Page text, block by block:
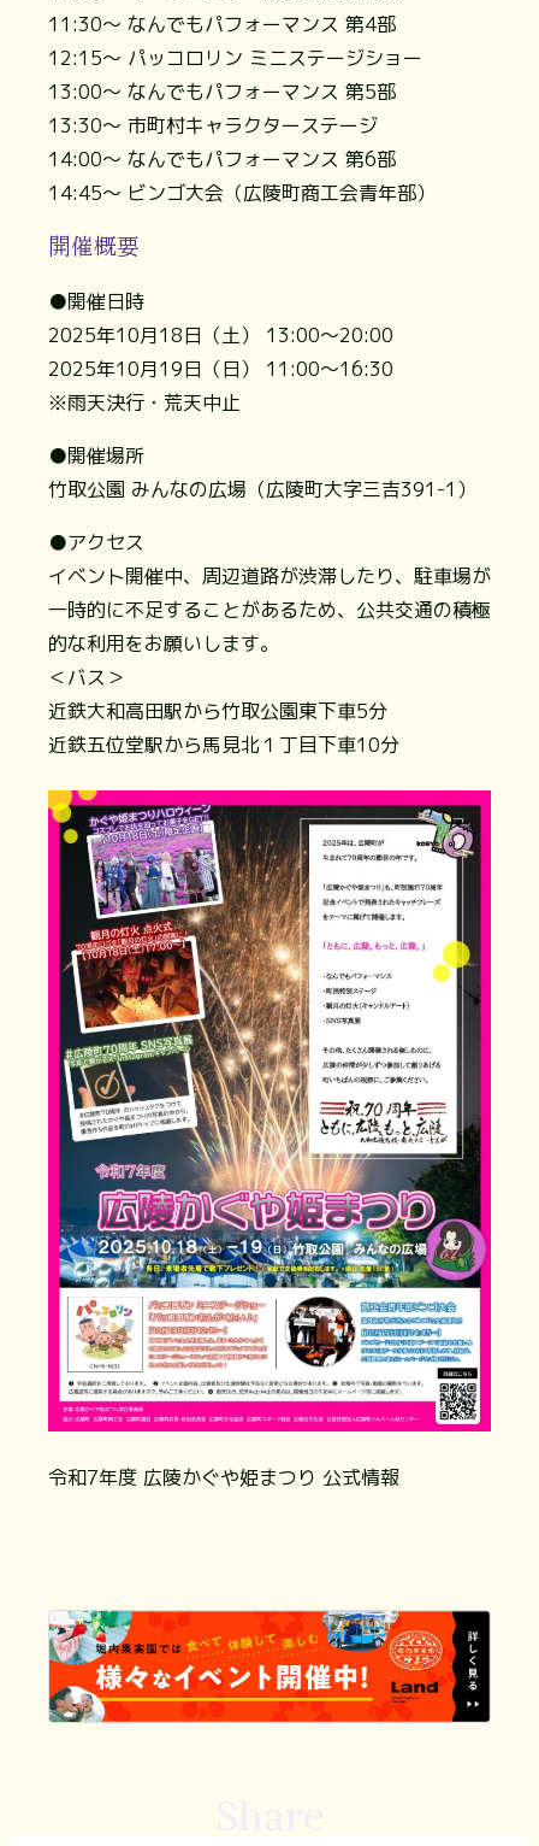
11:30～ なんでもパフォーマンス 第4部
12:15～ パッコロリン ミニステージショー
13:00～ なんでもパフォーマンス 第5部
13:30～ 市町村キャラクターステージ
14:00～ なんでもパフォーマンス 第6部
14:45～ ビンゴ大会（広陵町商工会青年部）
開催概要
●開催日時
2025年10月18日（土） 13:00～20:00
2025年10月19日（日） 11:00～16:30
※雨天決行・荒天中止
●開催場所
竹取公園 みんなの広場（広陵町大字三吉391-1）
●アクセス
イベント開催中、周辺道路が渋滞したり、駐車場が
一時的に不足することがあるため、公共交通の積極
的な利用をお願いします。
＜バス＞
近鉄大和高田駅から竹取公園東下車5分
近鉄五位堂駅から馬見北１丁目下車10分
令和7年度 広陵かぐや姫まつり 公式情報